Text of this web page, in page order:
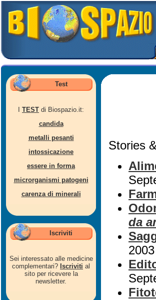
Test
TEST di Biospazio.it:
candida
metalli pesanti
intossicazione
essere in forma
microrganismi patogeni
carenza di minerali
Iscriviti
Sei interessato alle medicine
complementari? Iscriviti al
sito per ricevere la
newsletter.
Stories
da
2003